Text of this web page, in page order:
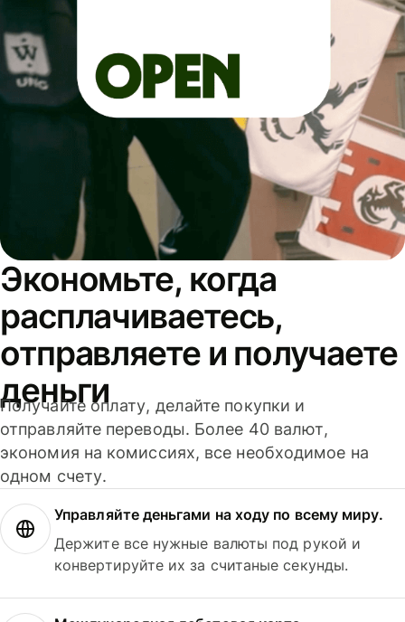
Экономьте, когда
расплачиваетесь,
отправляете и получаете
деньги
Получайте оплату, делайте покупки и
отправляйте переводы. Более 40 валют,
экономия на комиссиях, все необходимое на
одном счету.
Управляйте деньгами на ходу по всему миру.
Держите все нужные валюты под рукой и
конвертируйте их за считаные секунды.